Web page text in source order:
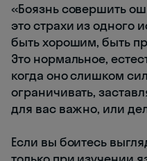
«Боязнь совершить
это страхи из одного
быть хорошим, быть
Это нормальное,
когда оно слишком
ограничивать,
для вас важно, или
Если вы боитесь